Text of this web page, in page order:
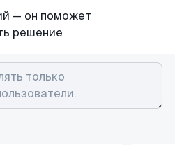
— он поможет
решение